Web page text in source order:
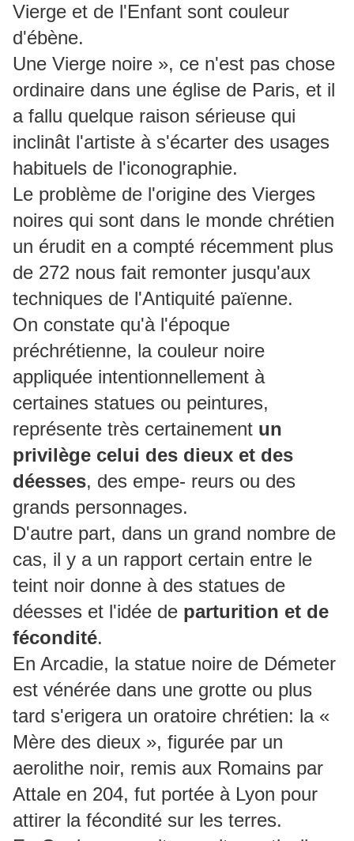
Vierge et de l'Enfant sont couleur
d'ébène.
Une Vierge noire », ce n'est pas chose
ordinaire dans une église de Paris, et il
a fallu quelque raison sérieuse qui
inclinât l'artiste à s'écarter des usages
habituels de l'iconographie.
Le problème de l'origine des Vierges
noires qui sont dans le monde chrétien
un érudit en a compté récemment plus
de 272 nous fait remonter jusqu'aux
techniques de l'Antiquité païenne.
On constate qu'à l'époque
préchrétienne, la couleur noire
appliquée intentionnellement à
certaines statues ou peintures,
représente très certainement un
privilège celui des dieux et des
déesses, des empe- reurs ou des
grands personnages.
D'autre part, dans un grand nombre de
cas, il y a un rapport certain entre le
teint noir donne à des statues de
déesses et l'idée de parturition et de
fécondité.
En Arcadie, la statue noire de Démeter
est vénérée dans une grotte ou plus
tard s'erigera un oratoire chrétien: la «
Mère des dieux », figurée par un
aerolithe noir, remis aux Romains par
Attale en 204, fut portée à Lyon pour
attirer la fécondité sur les terres.